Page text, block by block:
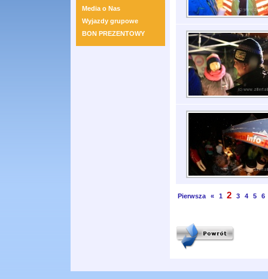
Media o Nas
Wyjazdy grupowe
BON PREZENTOWY
Pierwsza « 1 2 3 4 5 6